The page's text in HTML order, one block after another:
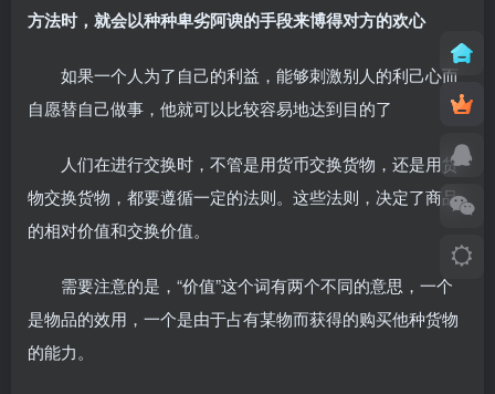
方法时，就会以种种卑劣阿谀的手段来博得对方的欢心
如果一个人为了自己的利益，能够刺激别人的利己心而
自愿替自己做事，他就可以比较容易地达到目的了
人们在进行交换时，不管是用货币交换货物，还是用货
物交换货物，都要遵循一定的法则。这些法则，决定了商品
的相对价值和交换价值。
需要注意的是，“价值”这个词有两个不同的意思，一个
是物品的效用，一个是由于占有某物而获得的购买他种货物
的能力。